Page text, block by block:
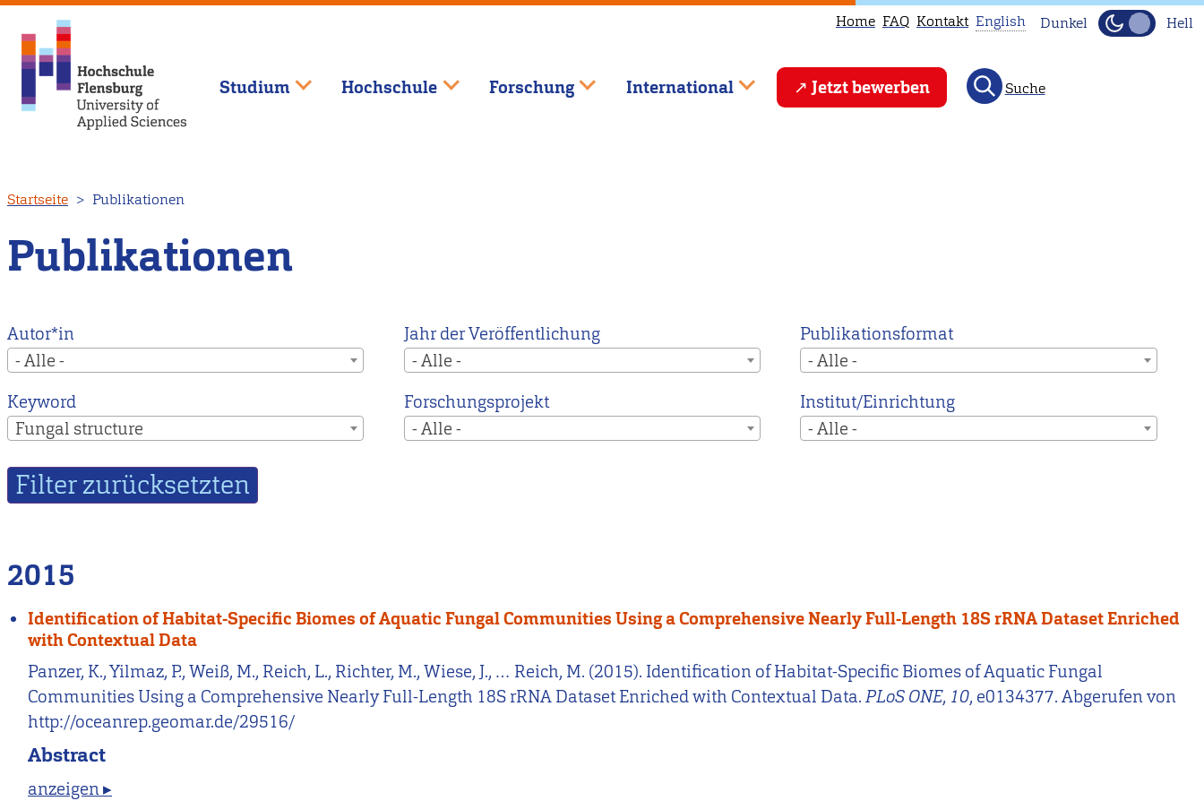
zum
Inhalt
Home FAQ Kontakt
This
page
main
page
English Dunkel Hell
Studium Hochschule Forschung International Jetzt bewerben Suche
Startseite Publikationen
Publikationen
Autor*in
- Alle -
Jahr der Veröffentlichung
- Alle -
Publikationsformat
- Alle -
Keyword
Fungal structure
Forschungsprojekt
- Alle -
Institut/Einrichtung
- Alle -
2015
Identification of Habitat-Specific Biomes of Aquatic Fungal Communities Using a Comprehensive Nearly Full-Length 18S rRNA Dataset Enriched
with Contextual Data
Panzer, K., Yilmaz, P., Weiß, M., Reich, L., Richter, M., Wiese, J., … Reich, M. (2015). Identification of Habitat-Specific Biomes of Aquatic Fungal
Communities Using a Comprehensive Nearly Full-Length 18S rRNA Dataset Enriched with Contextual Data.PLoS ONE, 10, e0134377. Abgerufen von
http://oceanrep.geomar.de/29516/
Abstract
anzeigen ▸